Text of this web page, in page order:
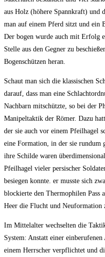
aus Holz (höhere Spannkraft) und
man auf einem Pferd sitzt und ein
Der bogen wurde auch mit Erfolg
Stelle aus den Gegner zu
Bogenschützen heran.
Schaut man sich die klassischen
darauf, dass man eine
Nachbarn mitschützte, so bei der
Manipeltaktik der Römer. Dazu
der sie auch vor einem Pfeilhagel
eine Formation, in der sie rundum
ihre Schilde waren
Pfeilhagel vieler persischer
besiegen konnte. er musste sich
blockierte den Thermophilen Pass
Heer die Flucht und Neuformation
Im Mittelalter wechselten die
System: Anstatt einer
einem Herrscher verpflichtet und